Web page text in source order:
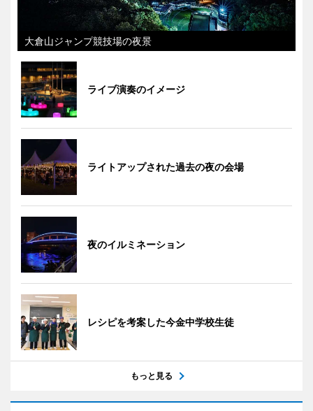
大倉山ジャンプ競技場の夜景
ライブ演奏のイメージ
ライトアップされた過去の夜の会場
夜のイルミネーション
レシピを考案した今金中学校生徒
もっと見る